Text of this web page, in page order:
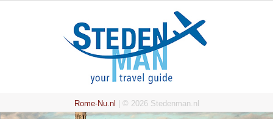
Rome-Nu.nl | © 2026 Stedenman.nl